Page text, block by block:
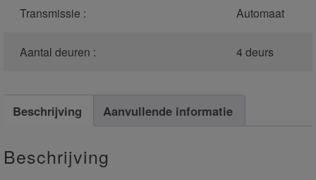
Transmissie : Automaat
Aantal deuren : 4 deurs
Beschrijving Aanvullende informatie
Beschrijving